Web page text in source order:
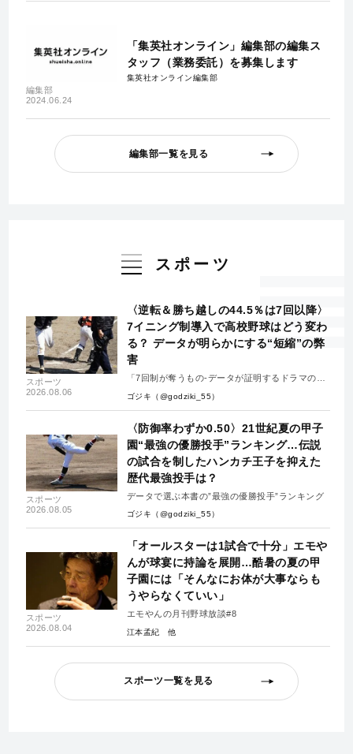
編集部
2024.06.24
「集英社オンライン」編集部の編集ス
タッフ（業務委託）を募集します
集英社オンライン編集部
編集部一覧を見る
スポーツ
スポーツ
2026.08.06
〈逆転＆勝ち越しの44.5％は7回以降〉
7イニング制導入で高校野球はどう変わ
る？ データが明らかにする“短縮”の弊
害
「7回制が奪うもの-データが証明するドラマの消
失-」
ゴジキ（@godziki_55）
スポーツ
2026.08.05
〈防御率わずか0.50〉21世紀夏の甲子
園“最強の優勝投手”ランキング…伝説
の試合を制したハンカチ王子を抑えた
歴代最強投手は？
データで選ぶ本書の”最強の優勝投手”ランキング
ゴジキ（@godziki_55）
スポーツ
2026.08.04
「オールスターは1試合で十分」エモや
んが球宴に持論を展開…酷暑の夏の甲
子園には「そんなにお体が大事ならも
うやらなくていい」
エモやんの月刊野球放談#8
江本孟紀
スポーツ一覧を見る